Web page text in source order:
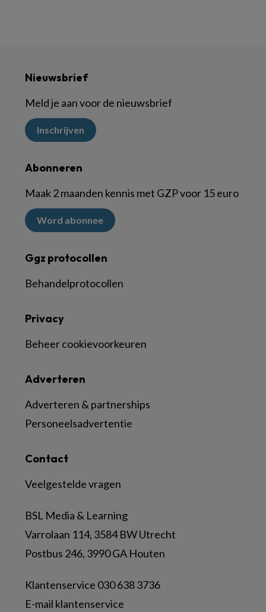
Nieuwsbrief
Meld je aan voor de nieuwsbrief
Inschrijven
Abonneren
Maak 2 maanden kennis met GZP voor 15 euro
Word abonnee
Ggz protocollen
Behandelprotocollen
Contact
Veelgestelde vragen
BSL Media & Learning
Varrolaan 114, 3584 BW Utrecht
Postbus 246, 3990 GA Houten
Klantenservice 030 638 3736
E-mail klantenservice
Adverteren
Adverteren & partnerships
Personeelsadvertentie
Privacy
Beheer cookievoorkeuren